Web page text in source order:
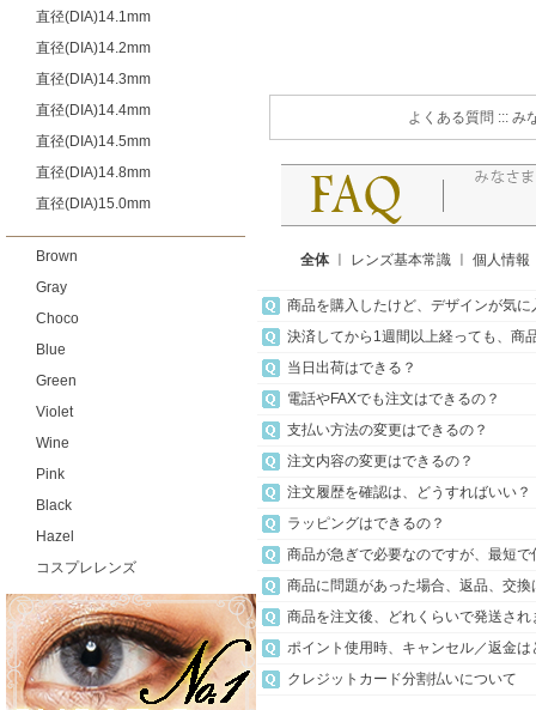
直径(DIA)14.1mm
直径(DIA)14.2mm
直径(DIA)14.3mm
直径(DIA)14.4mm
直径(DIA)14.5mm
直径(DIA)14.8mm
直径(DIA)15.0mm
Brown
Gray
Choco
Blue
Green
Violet
Wine
Pink
Black
Hazel
コスプレレンズ
よくある質問 ::: み
全体ㅣ レンズ基本常識 個人情報
商品を購入したけど、デザインが気
決済してから1週間以上経っても、商
当日出荷はできる？
電話やFAXでも注文はできるの？
支払い方法の変更はできるの？
注文内容の変更はできるの？
注文履歴を確認は、どうすればいい？
ラッピングはできるの？
商品が急ぎで必要なのですが、最短
商品に問題があった場合、返品、交
商品を注文後、どれくらいで発送され
ポイント使用時、キャンセル／返金
クレジットカード分割払いについて